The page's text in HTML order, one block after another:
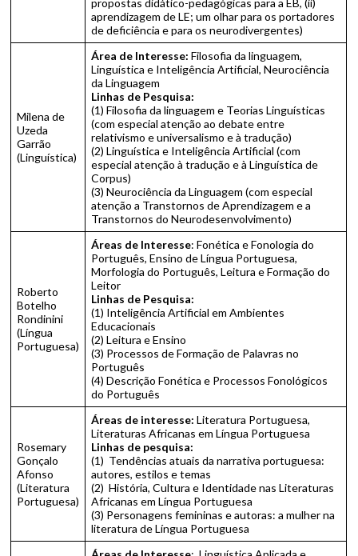
propostas didático-pedagógicas para a EB, (ii)
aprendizagem de LE; um olhar para os portadores
de deficiência e para os neurodivergentes)
Milena de
Uzeda
Garrão
(Linguística)
Área de Interesse: Filosofia da linguagem,
Linguística e Inteligência Artificial, Neurociência
da Linguagem
Linhas de Pesquisa:
(1) Filosofia da linguagem e Teorias Linguísticas
(com especial atenção ao debate entre
relativismo e universalismo e à tradução)
(2) Linguística e Inteligência Artificial (com
especial atenção à tradução e à Linguística de
Corpus)
(3) Neurociência da Linguagem (com especial
atenção a Transtornos de Aprendizagem e a
Transtornos do Neurodesenvolvimento)
Roberto
Botelho
Rondinini
(Língua
Portuguesa)
Áreas de Interesse: Fonética e Fonologia do
Português, Ensino de Língua Portuguesa,
Morfologia do Português, Leitura e Formação do
Leitor
Linhas de Pesquisa:
(1) Inteligência Artificial em Ambientes
Educacionais
(2) Leitura e Ensino
(3) Processos de Formação de Palavras no
Português
(4) Descrição Fonética e Processos Fonológicos
do Português
Rosemary
Gonçalo
Afonso
(Literatura
Portuguesa)
Áreas de interesse:Literatura Portuguesa,
Literaturas Africanas em Língua Portuguesa
Linhas de pesquisa:
(1) Tendências atuais da narrativa portuguesa:
autores, estilos e temas
(2) História, Cultura e Identidade nas Literaturas
Africanas em Língua Portuguesa
(3) Personagens femininas e autoras: a mulher na
literatura de Língua Portuguesa